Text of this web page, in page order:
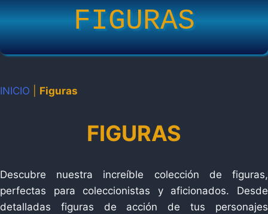
FIGURAS
INICIO Figuras
FIGURAS
Descubre nuestra increíble colección de figuras,
perfectas para coleccionistas y aficionados. Desde
detalladas figuras de acción de tus personajes